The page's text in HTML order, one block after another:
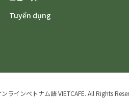
Tuyển dụng
ラインベトナム語 VIETCAFE. All Rights